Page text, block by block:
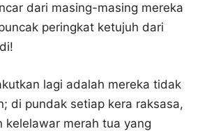
dari masing-masing mereka
peringkat ketujuh dari
lagi adalah mereka tidak
di pundak setiap kera raksasa,
kelelawar merah tua yang